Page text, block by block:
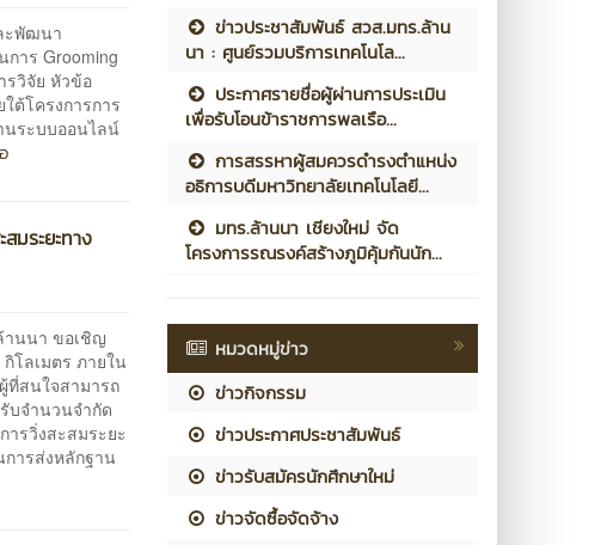
ะพัฒนา
าร Grooming
รวิจัย หัวข้อ
ต้โครงการการ
ระบบออนไลน์
มระยะทาง
านนา ขอเชิญ
โลเมตร ภายใน
ที่สนใจสามารถ
บจำนวนจำกัด
รวิ่งสะสมระยะ
ารส่งหลักฐาน
ข่าวประชาสัมพันธ์ สวส.มทร.ล้าน
นา : ศูนย์รวมบริการเทคโนโล...
ประกาศรายชื่อผู้ผ่านการประเมิน
เพื่อรับโอนข้าราชการพลเรือ...
การสรรหาผู้สมควรดำรงตำแหน่ง
อธิการบดีมหาวิทยาลัยเทคโนโลยี...
มทร.ล้านนา เชียงใหม่ จัด
โครงการรณรงค์สร้างภูมิคุ้มกันนัก...
หมวดหมู่ข่าว
ข่าวกิจกรรม
ข่าวประกาศประชาสัมพันธ์
ข่าวรับสมัครนักศึกษาใหม่
ข่าวจัดซื้อจัดจ้าง